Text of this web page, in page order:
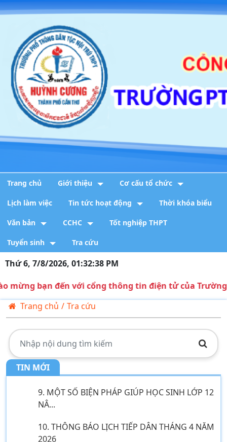
Trang chủ Giới thiệu Cơ cấu tổ chức
Lịch làm việc Tin tức hoạt động Thời khóa biểu
Văn bản CCHC Tốt nghiệp THPT
Tuyển sinh Tra cứu
Thứ 6, 7/8/2026, 01:32:39 PM
bạn đến với cổng thông tin điện tử của Trường THPT
Trang chủ / Tra cứu
TIN MỚI
1. THÔNG BÁO về việc tổ chức tiếp công
dân,...
2. Kế hoạch Thực hiện mô hình truyền thông
3. Công văn V/v triển khai thực hiện tiếp n...
4. Bảng ghi tên ghi điểm tuyển sinh 10 năm ...
5. Kế hoạch tuyển sinh vào lớp 10 năm học 2...
6. Thông báo V/v tổ chức tiếp công dân, đối...
7. Tầm quan trọng của tài nguyên nước hiện ...
8. CHUYÊN ĐỀ: NHỊP CẦU HÓA HỌC KẾT NỐI
LÝ T...
9. MỘT SỐ BIỆN PHÁP GIÚP HỌC SINH LỚP 12
NÂ...
10. THÔNG BÁO LỊCH TIẾP DÂN THÁNG 4 NĂM
2026